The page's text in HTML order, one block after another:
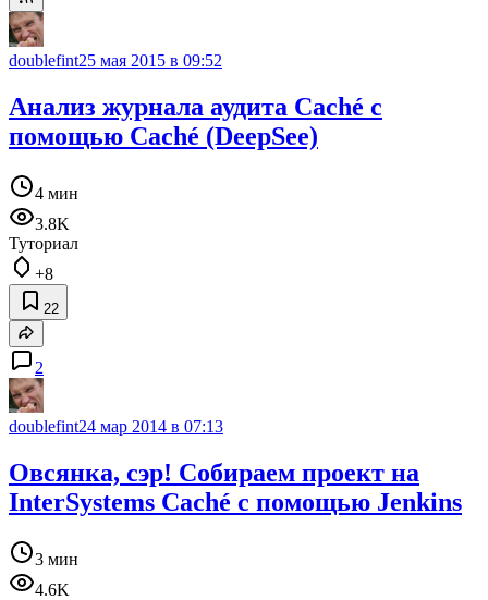
doublefint25 мая 2015 в 09:52
Анализ журнала аудита Caché c
помощью Caché (DeepSee)
4 мин
3.8K
Туториал
+8
22
2
doublefint24 мар 2014 в 07:13
Овсянка, сэр! Собираем проект на
InterSystems Caché с помощью Jenkins
3 мин
4.6K